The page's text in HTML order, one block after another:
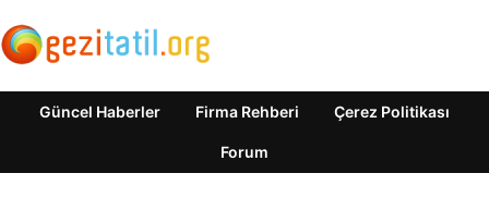
Güncel Haberler Firma Rehberi Çerez Politikası
Forum